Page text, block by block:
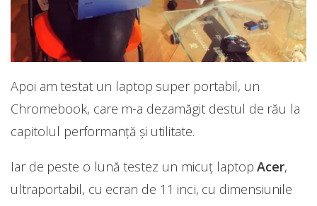
Apoi am testat un laptop super portabil, un
Chromebook, care m-a dezamăgit destul de rău la
capitolul performanță și utilitate.
Iar de peste o lună testez un micuț laptopAcer,
ultraportabil, cu ecran de 11 inci, cu dimensiunile